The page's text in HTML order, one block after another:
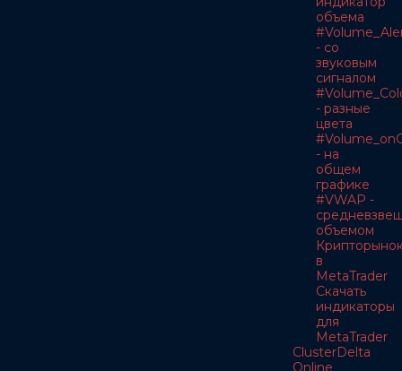
объема
- со
звуковым
сигналом
- разные
цвета
- на
общем
графике
#VWAP -
объемом
в
MetaTrader
Скачать
индикаторы
для
MetaTrader
ClusterDelta
Online